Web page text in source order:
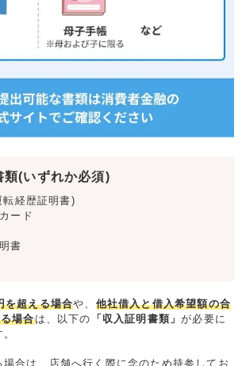
類(いずれか必須)
経歴証明書)
ード
書
を超える場合や、 他社借入と借入希望額の合
場合は、以下の 「収入証明書類」が必要に
合は、店舗へ行く際に念のため持参してお